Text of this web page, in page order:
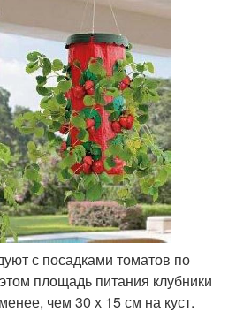
с посадками томатов по
площадь питания клубники
чем 30 х 15 см на куст.